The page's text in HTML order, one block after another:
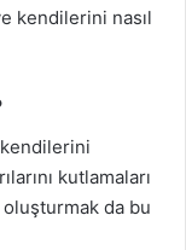
kendilerini nasıl
kutlamaları
da bu